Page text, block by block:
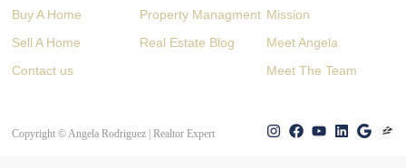
Buy A Home
Sell A Home
Contact us
Property Managment
Real Estate Blog
Mission
Meet Angela
Meet The Team
Copyright © Angela Rodriguez | Realtor Expert